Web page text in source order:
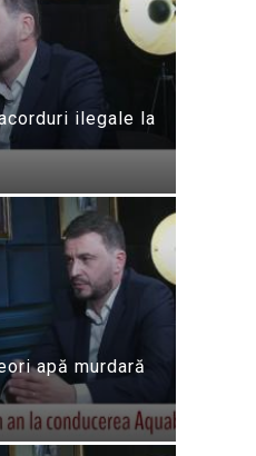
ilegale la
apă murdară